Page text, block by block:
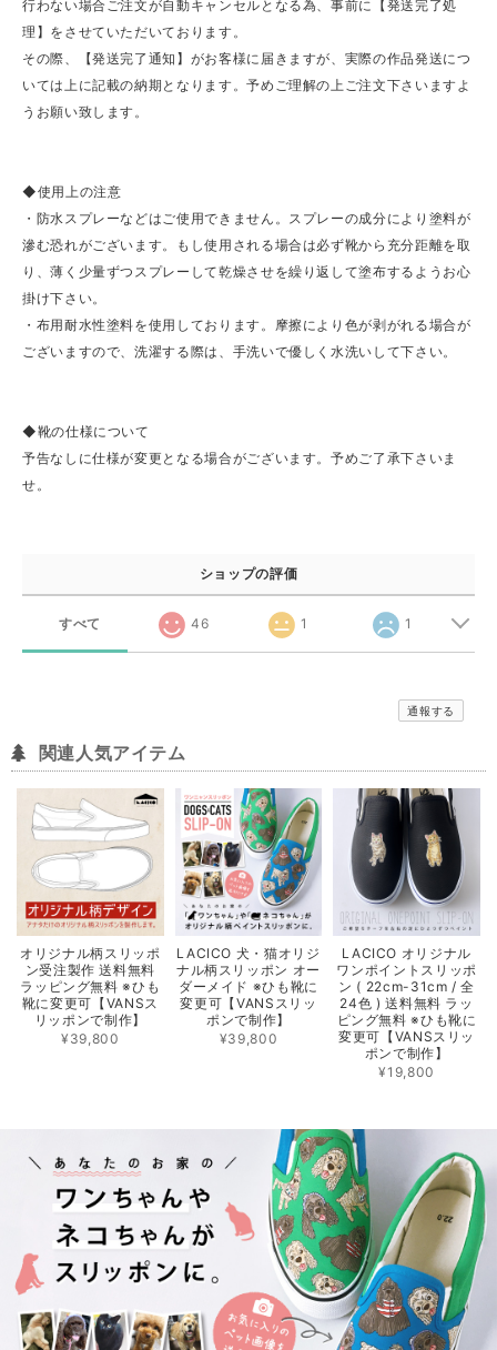
行わない場合ご注文が自動キャンセルとなる為、事前に【発送完了処
理】をさせていただいております。
その際、【発送完了通知】がお客様に届きますが、実際の作品発送につ
いては上に記載の納期となります。予めご理解の上ご注文下さいますよ
うお願い致します。
◆使用上の注意
・防水スプレーなどはご使用できません。スプレーの成分により塗料が
滲む恐れがございます。もし使用される場合は必ず靴から充分距離を取
り、薄く少量ずつスプレーして乾燥させを繰り返して塗布するようお心
掛け下さい。
・布用耐水性塗料を使用しております。摩擦により色が剥がれる場合が
ございますので、洗濯する際は、手洗いで優しく水洗いして下さい。
◆靴の仕様について
予告なしに仕様が変更となる場合がございます。予めご了承下さいま
せ。
ショップの評価
すべて 46 1 1
通報する
関連人気アイテム
オリジナル柄スリッポ
ン受注製作 送料無料
ラッピング無料 ※ひも
靴に変更可【VANSス
リッポンで制作】
¥39,800
LACICO 犬・猫オリジ
ナル柄スリッポン オー
ダーメイド ※ひも靴に
変更可【VANSスリッ
ポンで制作】
¥39,800
LACICO オリジナル
ワンポイントスリッポ
ン ( 22cm-31cm / 全
24色 ) 送料無料 ラッ
ピング無料 ※ひも靴に
変更可【VANSスリッ
ポンで制作】
¥19,800